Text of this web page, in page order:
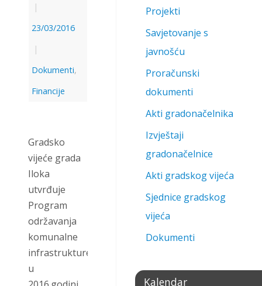
|
23/03/2016
|
Dokumenti,
Financije
Gradsko
vijeće grada
Iloka
utvrđuje
Program
održavanja
komunalne
infrastrukture
u
Projekti
Savjetovanje s
javnošću
Proračunski
dokumenti
Akti gradonačelnika
Izvještaji
gradonačelnice
Akti gradskog vijeća
Sjednice gradskog
vijeća
Dokumenti
Kalendar